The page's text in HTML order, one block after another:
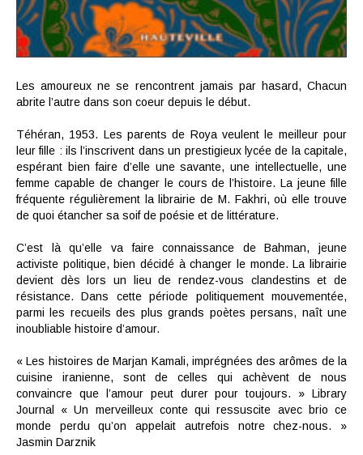
Les amoureux ne se rencontrent jamais par hasard, Chacun
abrite l’autre dans son coeur depuis le début.
Téhéran, 1953. Les parents de Roya veulent le meilleur pour
leur fille : ils l’inscrivent dans un prestigieux lycée de la capitale,
espérant bien faire d’elle une savante, une intellectuelle, une
femme capable de changer le cours de l’histoire. La jeune fille
fréquente régulièrement la librairie de M. Fakhri, où elle trouve
de quoi étancher sa soif de poésie et de littérature.
C’est là qu’elle va faire connaissance de Bahman, jeune
activiste politique, bien décidé à changer le monde. La librairie
devient dès lors un lieu de rendez-vous clandestins et de
résistance. Dans cette période politiquement mouvementée,
parmi les recueils des plus grands poètes persans, naît une
inoubliable histoire d’amour.
« Les histoires de Marjan Kamali, imprégnées des arômes de la
cuisine iranienne, sont de celles qui achèvent de nous
convaincre que l’amour peut durer pour toujours. » Library
Journal « Un merveilleux conte qui ressuscite avec brio ce
monde perdu qu’on appelait autrefois notre chez-nous. »
Jasmin Darznik